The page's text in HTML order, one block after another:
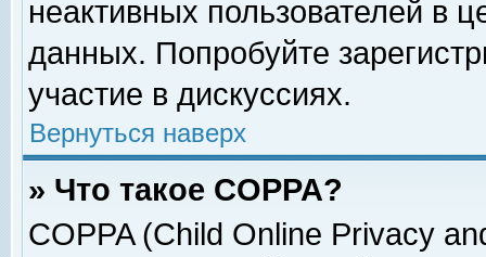
неактивных пользователей в
данных. Попробуйте
участие в дискуссиях.
Вернуться наверх
» Что такое COPPA?
COPPA (Child Online Privacy